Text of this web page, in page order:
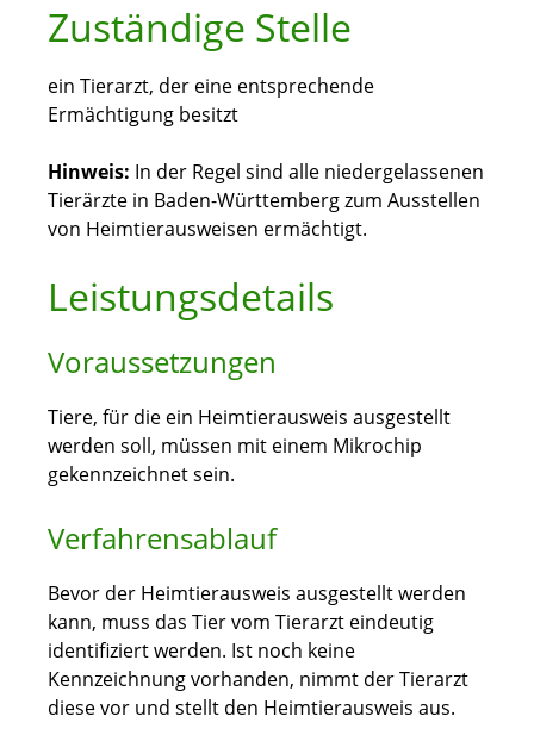
Zuständige Stelle
ein Tierarzt, der eine entsprechende
Ermächtigung besitzt
Hinweis: In der Regel sind alle niedergelassenen
Tierärzte in Baden-Württemberg zum Ausstellen
von Heimtierausweisen ermächtigt.
Leistungsdetails
Voraussetzungen
Tiere, für die ein Heimtierausweis ausgestellt
werden soll, müssen mit einem Mikrochip
gekennzeichnet sein.
Verfahrensablauf
Bevor der Heimtierausweis ausgestellt werden
kann, muss das Tier vom Tierarzt eindeutig
identifiziert werden. Ist noch keine
Kennzeichnung vorhanden, nimmt der Tierarzt
diese vor und stellt den Heimtierausweis aus.